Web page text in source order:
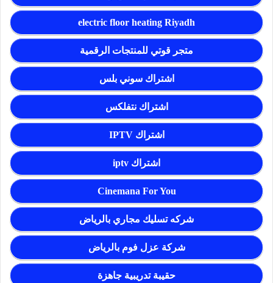
electric floor heating Riyadh
متجر قوتي للمنتجات الرقمية
اشتراك سوني بلس
اشتراك نتفلكس
اشتراك IPTV
اشتراك iptv
Cinemana For You
شركه تسليك مجاري بالرياض
شركة عزل فوم بالرياض
حقيبة تدريبية جاهزة